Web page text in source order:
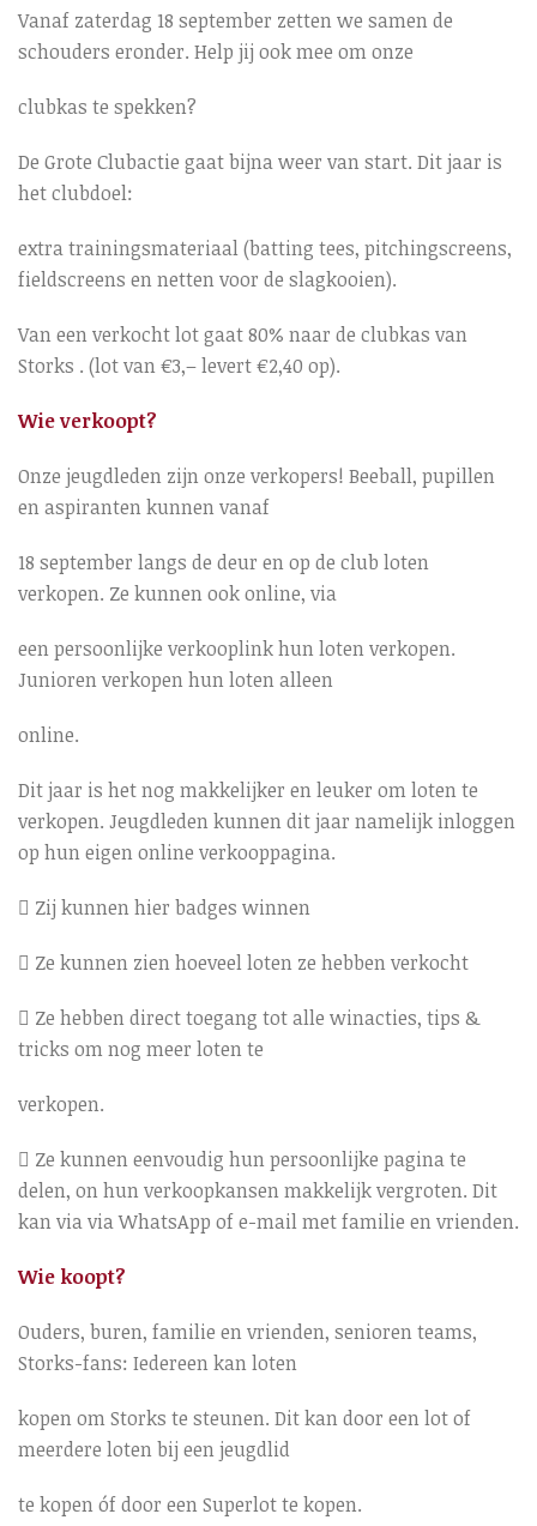
Vanaf zaterdag 18 september zetten we samen de
schouders eronder. Help jij ook mee om onze
clubkas te spekken?
De Grote Clubactie gaat bijna weer van start. Dit jaar is
het clubdoel:
extra trainingsmateriaal (batting tees, pitchingscreens,
fieldscreens en netten voor de slagkooien).
Van een verkocht lot gaat 80% naar de clubkas van
Storks . (lot van €3,– levert €2,40 op).
Wie verkoopt?
Onze jeugdleden zijn onze verkopers! Beeball, pupillen
en aspiranten kunnen vanaf
18 september langs de deur en op de club loten
verkopen. Ze kunnen ook online, via
een persoonlijke verkooplink hun loten verkopen.
Junioren verkopen hun loten alleen
online.
Dit jaar is het nog makkelijker en leuker om loten te
verkopen. Jeugdleden kunnen dit jaar namelijk inloggen
op hun eigen online verkooppagina.
 Zij kunnen hier badges winnen
 Ze kunnen zien hoeveel loten ze hebben verkocht
 Ze hebben direct toegang tot alle winacties, tips &
tricks om nog meer loten te
verkopen.
 Ze kunnen eenvoudig hun persoonlijke pagina te
delen, on hun verkoopkansen makkelijk vergroten. Dit
kan via via WhatsApp of e-mail met familie en vrienden.
Wie koopt?
Ouders, buren, familie en vrienden, senioren teams,
Storks-fans: Iedereen kan loten
kopen om Storks te steunen. Dit kan door een lot of
meerdere loten bij een jeugdlid
te kopen óf door een Superlot te kopen.